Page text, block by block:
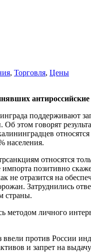
, Торговля, Цены
поддерживают
Об этом говорят
населения.
относятся
импорта позитивно
не отразится на
Затруднились
страны.
методом личного
против России
и запрет на